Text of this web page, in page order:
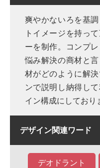
爽やかないろを基
トイメージを持っ
ーを制作。コンプ
悩み解決の商材と
材がどのように解
ンで説明し納得し
イン構成にしており
デザイン関連ワード
デオドラント